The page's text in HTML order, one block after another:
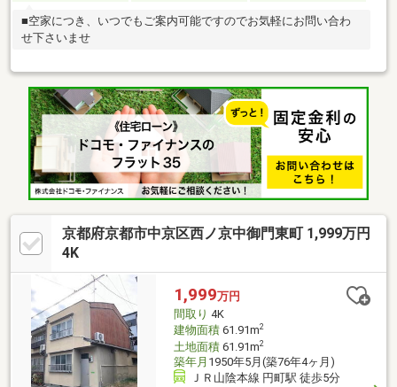
■空家につき、いつでもご案内可能ですのでお気軽にお問い合わ
せ下さいませ
京都府京都市中京区西ノ京中御門東町 1,999万円
4K
1,999万円
間取り 4K
建物面積61.91m2
土地面積61.91m2
築年月 1950年5月(築76年4ヶ月)
ＪＲ山陰本線 円町駅 徒歩5分